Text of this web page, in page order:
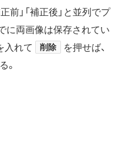
前」「補正後」と並列でプ
に両画像は保存されてい
入れて
削除
を押せば、
。